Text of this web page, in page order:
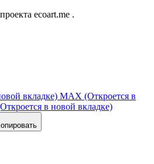
ecoart.me .
вкладке) MAX (Откроется в
в новой вкладке)